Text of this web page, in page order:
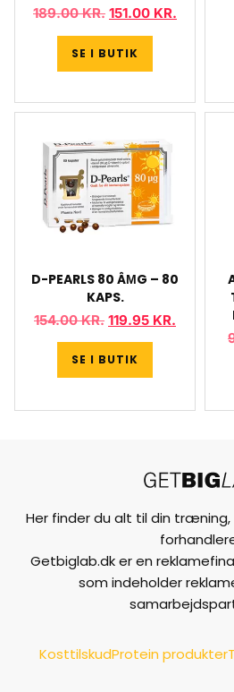
189.00KR. 151.00 KR.
SE I BUTIK
D-PEARLS 80 ÂΜG – 80
KAPS.
154.00KR. 119.95 KR.
SE I BUTIK
Her finder du alt til din
Getbiglab.dk er en
som indeholder
KosttilskudProtein produkter